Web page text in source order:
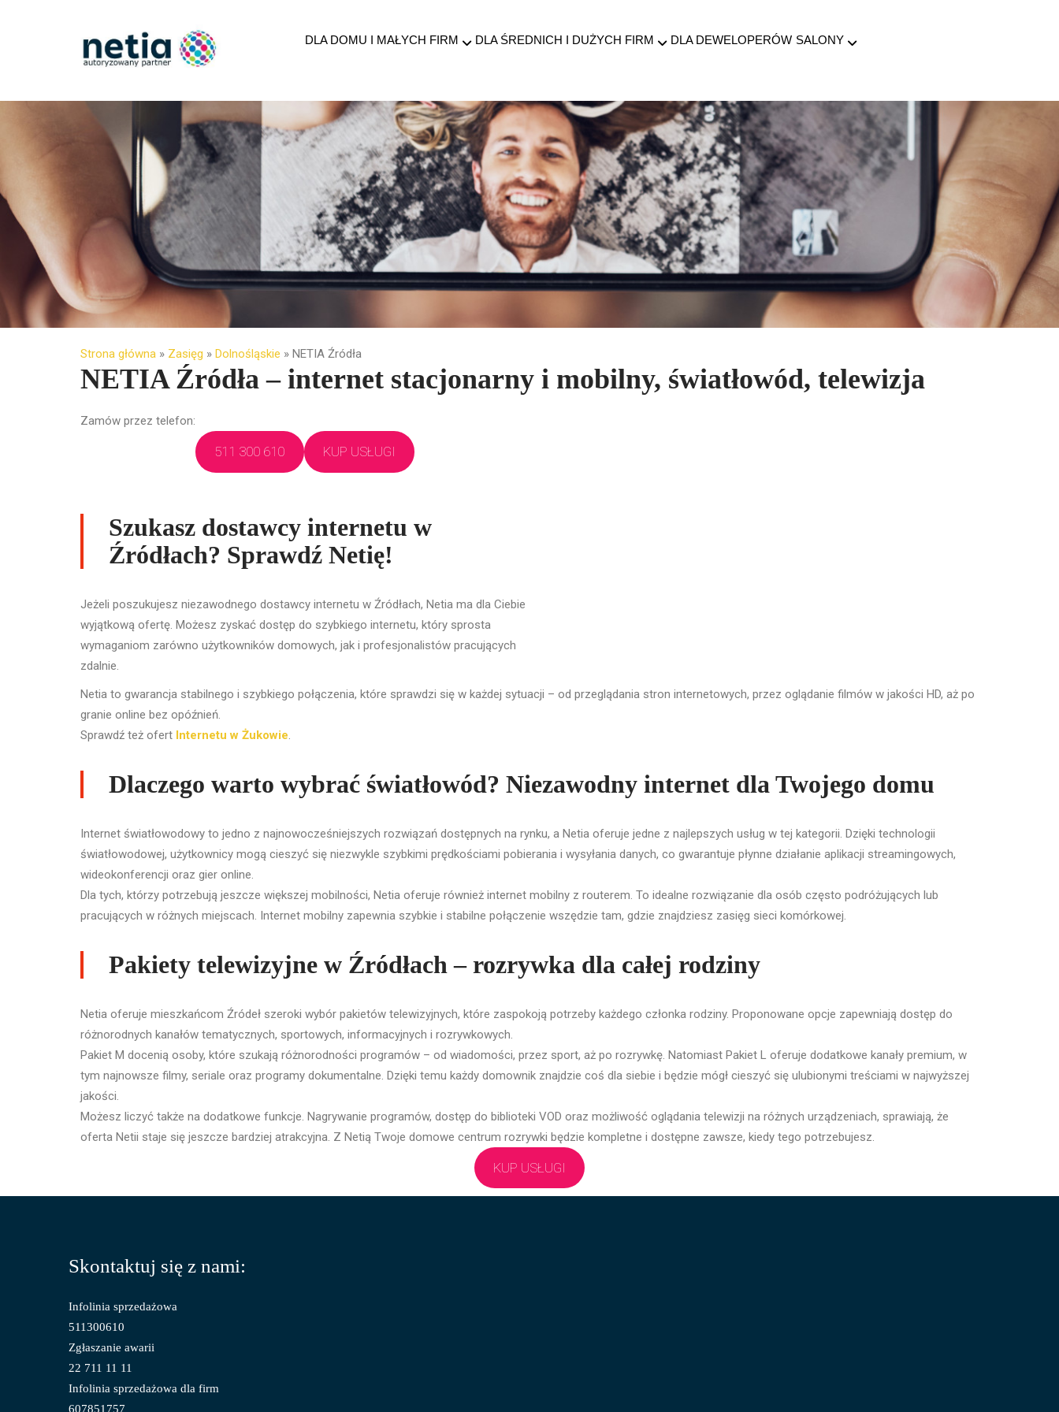
DLA DOMU I MAŁYCH FIRM DLA ŚREDNICH I DUŻYCH FIRM DLA DEWELOPERÓW SALONY
Strona główna » Zasięg » Dolnośląskie » NETIA Źródła
NETIA Źródła – internet stacjonarny i mobilny, światłowód, telewizja
Zamów przez telefon:
511 300 610 KUP USŁUGI
Szukasz dostawcy internetu w
Źródłach? Sprawdź Netię!
Jeżeli poszukujesz niezawodnego dostawcy internetu w Źródłach, Netia ma dla Ciebie
wyjątkową ofertę. Możesz zyskać dostęp do szybkiego internetu, który sprosta
wymaganiom zarówno użytkowników domowych, jak i profesjonalistów pracujących
zdalnie.
Netia to gwarancja stabilnego i szybkiego połączenia, które sprawdzi się w każdej sytuacji – od przeglądania stron internetowych, przez oglądanie filmów w jakości HD, aż po
granie online bez opóźnień.
Sprawdź też ofert Internetu w Żukowie.
Dlaczego warto wybrać światłowód? Niezawodny internet dla Twojego domu
Internet światłowodowy to jedno z najnowocześniejszych rozwiązań dostępnych na rynku, a Netia oferuje jedne z najlepszych usług w tej kategorii. Dzięki technologii
światłowodowej, użytkownicy mogą cieszyć się niezwykle szybkimi prędkościami pobierania i wysyłania danych, co gwarantuje płynne działanie aplikacji streamingowych,
wideokonferencji oraz gier online.
Dla tych, którzy potrzebują jeszcze większej mobilności, Netia oferuje również internet mobilny z routerem. To idealne rozwiązanie dla osób często podróżujących lub
pracujących w różnych miejscach. Internet mobilny zapewnia szybkie i stabilne połączenie wszędzie tam, gdzie znajdziesz zasięg sieci komórkowej.
Pakiety telewizyjne w Źródłach – rozrywka dla całej rodziny
Netia oferuje mieszkańcom Źródeł szeroki wybór pakietów telewizyjnych, które zaspokoją potrzeby każdego członka rodziny. Proponowane opcje zapewniają dostęp do
różnorodnych kanałów tematycznych, sportowych, informacyjnych i rozrywkowych.
Pakiet M docenią osoby, które szukają różnorodności programów – od wiadomości, przez sport, aż po rozrywkę. Natomiast Pakiet L oferuje dodatkowe kanały premium, w
tym najnowsze filmy, seriale oraz programy dokumentalne. Dzięki temu każdy domownik znajdzie coś dla siebie i będzie mógł cieszyć się ulubionymi treściami w najwyższej
jakości.
Możesz liczyć także na dodatkowe funkcje. Nagrywanie programów, dostęp do biblioteki VOD oraz możliwość oglądania telewizji na różnych urządzeniach, sprawiają, że
oferta Netii staje się jeszcze bardziej atrakcyjna. Z Netią Twoje domowe centrum rozrywki będzie kompletne i dostępne zawsze, kiedy tego potrzebujesz.
KUP USŁUGI
Skontaktuj się z nami:
Infolinia sprzedażowa
511300610
Zgłaszanie awarii
22 711 11 11
Infolinia sprzedażowa dla firm
607851757